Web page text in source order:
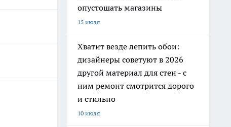
опустошать магазины
15 июля
Хватит везде лепить обои:
дизайнеры советуют в 2026
другой материал для стен - с
ним ремонт смотрится дорого
и стильно
10 июля